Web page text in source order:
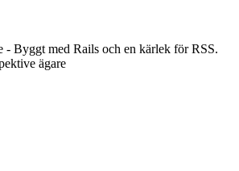
- Byggt med Rails och en kärlek för RSS.
ägare